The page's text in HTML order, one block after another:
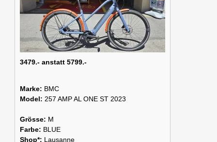
3479.- anstatt 5799.-
Marke: BMC
Model: 257 AMP AL ONE ST 2023
Grösse: M
Farbe: BLUE
Shop*: Lausanne